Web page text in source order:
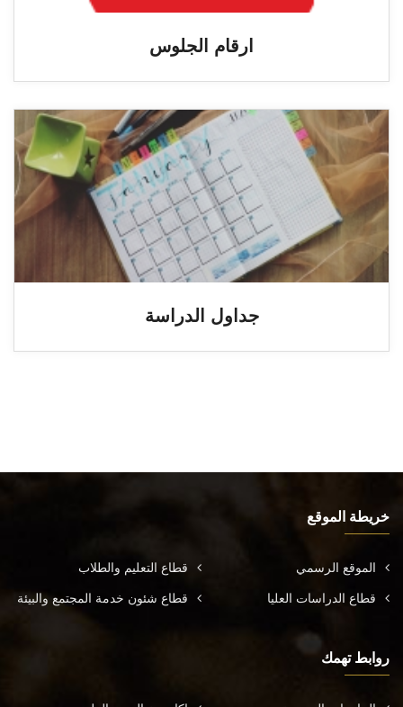
ارقام الجلوس
جداول الدراسة
خريطة الموقع
الموقع الرسمي قطاع التعليم والطلاب
قطاع الدراسات العليا قطاع شئون خدمة المجتمع والبيئة
روابط تهمك